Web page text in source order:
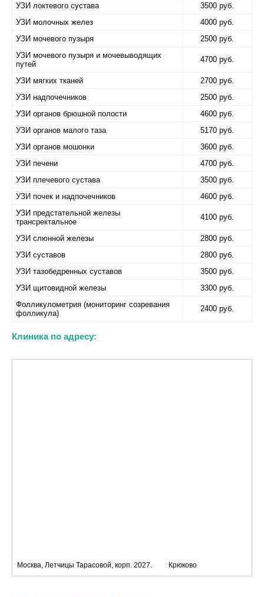
УЗИ локтевого сустава
3500 руб.
УЗИ молочных желез
4000 руб.
УЗИ мочевого пузыря
2500 руб.
УЗИ мочевого пузыря и мочевыводящих
путей
4700 руб.
УЗИ мягких тканей
2700 руб.
УЗИ надпочечников
2500 руб.
УЗИ органов брюшной полости
4600 руб.
УЗИ органов малого таза
5170 руб.
УЗИ органов мошонки
3600 руб.
УЗИ печени
4700 руб.
УЗИ плечевого сустава
3500 руб.
УЗИ почек и надпочечников
4600 руб.
УЗИ предстательной железы
трансректальное
4100 руб.
УЗИ слюнной железы
2800 руб.
УЗИ суставов
2800 руб.
УЗИ тазобедренных суставов
3500 руб.
УЗИ щитовидной железы
3300 руб.
Фолликулометрия (мониторинг созревания
фолликула)
2400 руб.
Клиника по адресу:
Москва, Летчицы Тарасовой, корп. 2027. Крюково